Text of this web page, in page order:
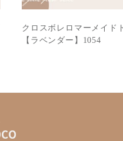
クロスボレロマーメイド
【ラベンダー】1054